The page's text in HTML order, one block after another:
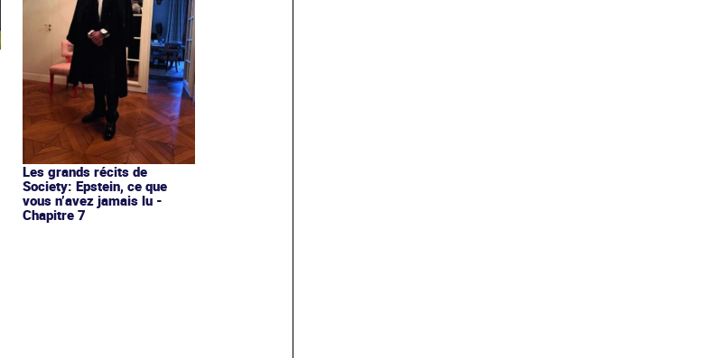
Les grands récits de
Society: Epstein, ce que
vous n’avez jamais lu -
Chapitre 7